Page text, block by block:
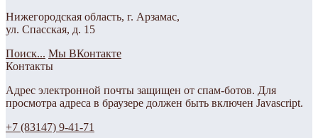
Нижегородская область, г. Арзамас,
ул. Спасская, д. 15
Поиск... Мы ВКонтакте
Контакты
Адрес электронной почты защищен от спам-ботов. Для
просмотра адреса в браузере должен быть включен Javascript.
+7 (83147) 9-41-71